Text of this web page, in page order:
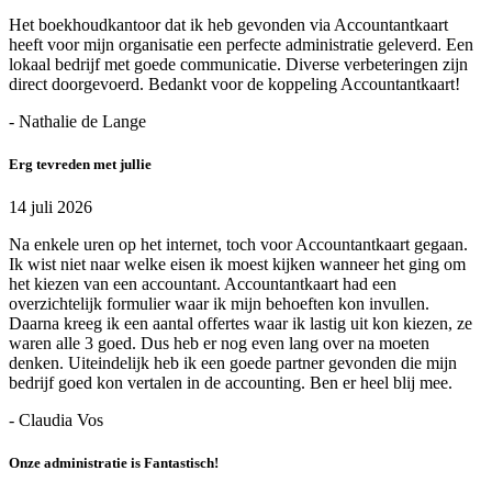
Het boekhoudkantoor dat ik heb gevonden via Accountantkaart
heeft voor mijn organisatie een perfecte administratie geleverd. Een
lokaal bedrijf met goede communicatie. Diverse verbeteringen zijn
direct doorgevoerd. Bedankt voor de koppeling Accountantkaart!
- Nathalie de Lange
Erg tevreden met jullie
14 juli 2026
Na enkele uren op het internet, toch voor Accountantkaart gegaan.
Ik wist niet naar welke eisen ik moest kijken wanneer het ging om
het kiezen van een accountant. Accountantkaart had een
overzichtelijk formulier waar ik mijn behoeften kon invullen.
Daarna kreeg ik een aantal offertes waar ik lastig uit kon kiezen, ze
waren alle 3 goed. Dus heb er nog even lang over na moeten
denken. Uiteindelijk heb ik een goede partner gevonden die mijn
bedrijf goed kon vertalen in de accounting. Ben er heel blij mee.
- Claudia Vos
Onze administratie is Fantastisch!